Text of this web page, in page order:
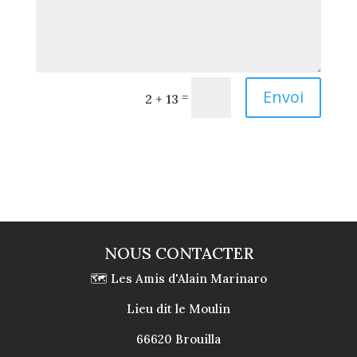
2 + 13 = Envoi
NOUS CONTACTER
🗺 Les Amis d'Alain Marinaro
Lieu dit le Moulin
66620 Brouilla